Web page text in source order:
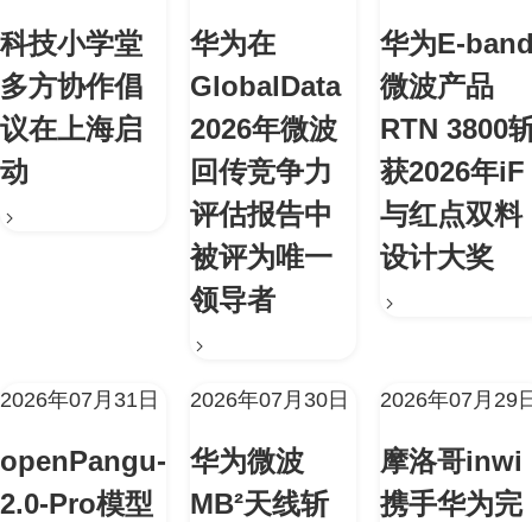
科技小学堂
多方协作倡
议在上海启
动
华为在
GlobalData
2026年微波
回传竞争力
评估报告中
被评为唯一
领导者
华为E-
微波产品
RTN 3800
获2026年iF
与红点双料
设计大奖
2026年07月31日
openPangu-
2.0-Pro模型
2026年07月30日
华为微波
MB²天线斩
2026年07月29
摩洛哥inwi
携手华为完